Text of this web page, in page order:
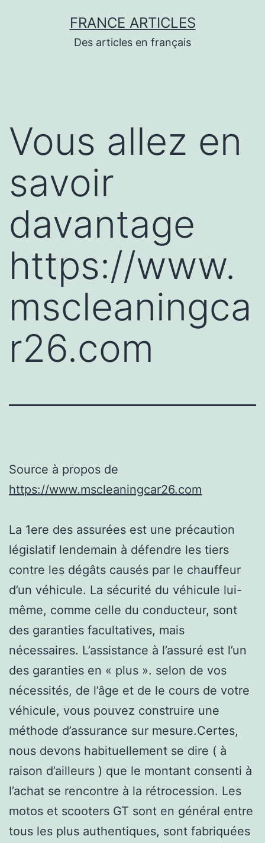
FRANCE ARTICLES
Des articles en français
Vous allez en
savoir
davantage
https://www.
mscleaningca
r26.com
Source à propos de
https://www.mscleaningcar26.com
La 1ere des assurées est une précaution
législatif lendemain à défendre les tiers
contre les dégâts causés par le chauffeur
d’un véhicule. La sécurité du véhicule lui-
même, comme celle du conducteur, sont
des garanties facultatives, mais
nécessaires. L’assistance à l’assuré est l’un
des garanties en « plus ». selon de vos
nécessités, de l’âge et de le cours de votre
véhicule, vous pouvez construire une
méthode d’assurance sur mesure.Certes,
nous devons habituellement se dire ( à
raison d’ailleurs ) que le montant consenti à
l’achat se rencontre à la rétrocession. Les
motos et scooters GT sont en général entre
tous les plus authentiques, sont fabriquées